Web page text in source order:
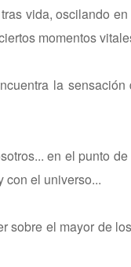
vida, oscilando
momentos
la
en el punto
con el universo...
el mayor de